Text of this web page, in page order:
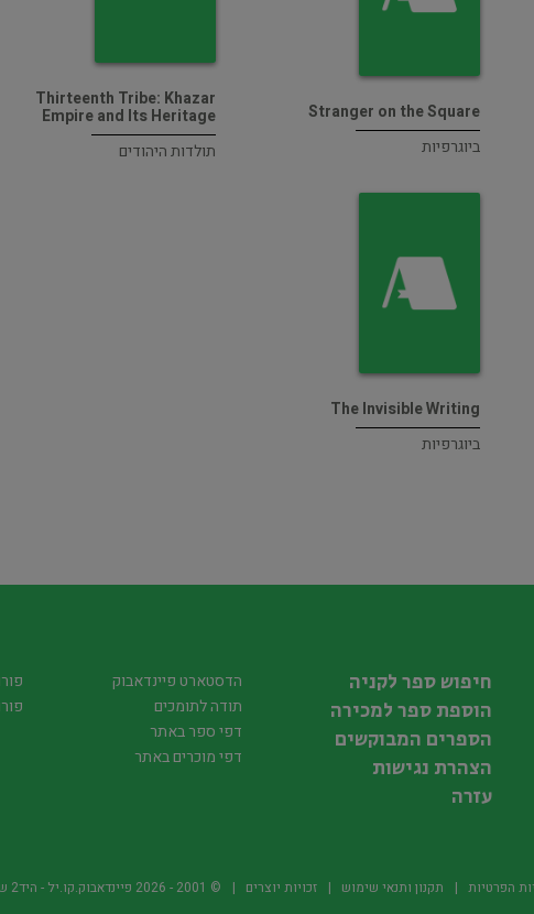
Stranger on the Square
ביוגרפיות
Thirteenth Tribe: Khazar
Empire and Its Heritage
תולדות היהודים
The Invisible Writing
ביוגרפיות
חיפוש ספר לקניה
הוספת ספר למכירה
הספרים המבוקשים
הצהרת נגישות
עזרה
הדסטארט פיינדאבוק
תודה לתומכים
דפי ספר באתר
דפי מוכרים באתר
הפרטיות תקנון ותנאי שימוש זכויות יוצרים © 2001 -
2026 פיינדאבוק.קו.יל - היד2 של הספרים המשומשים